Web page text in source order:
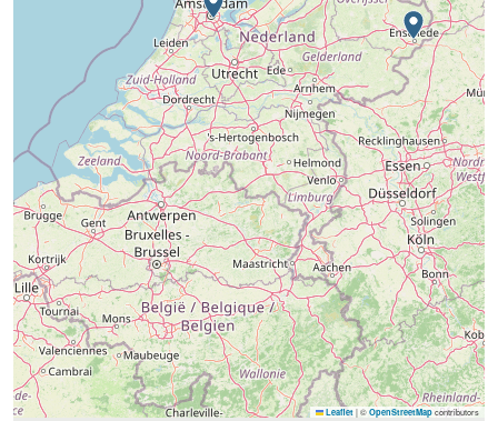
Leaflet |© OpenStreetMap contributors